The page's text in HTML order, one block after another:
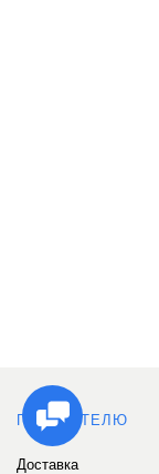
ПОКУПАТЕЛЮ
Доставка